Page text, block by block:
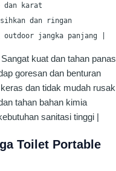
dan karat
dan ringan
outdoor jangka panjang |
Sangat kuat dan tahan panas
goresan dan benturan
dan tidak mudah rusak
tahan bahan kimia
sanitasi tinggi |
Toilet Portable